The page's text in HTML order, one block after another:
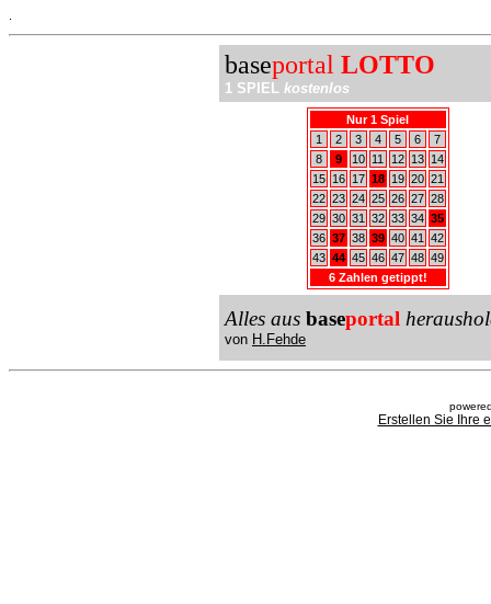
baseportal LOTTO
1 SPIEL kostenlos
Nur 1 Spiel
1
2 3 4 5 6
7
8
9 10 11 12 13
14
15
16 17 18 19 20 21
22 23 24 25 26 27 28
29 30 31 32 33 34 35
36 37 38 39 40 41
42
43 44 45 46 47 48 49
6 Zahlen getippt!
Alles aus baseportal
von H.Fehde
Erstellen Sie Ihre